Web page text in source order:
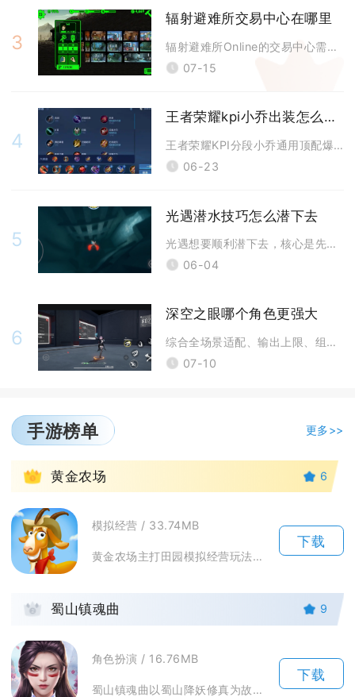
3
辐射避难所交易中心在哪里
辐射避难所Online的交易中心需要将主控室提升至13级后，在避难所内
07-15
4
王者荣耀kpi小乔出装怎么搭配
王者荣耀KPI分段小乔通用顶配爆发出装为秘法之靴、回响之杖、博学者之怒
06-23
5
光遇潜水技巧怎么潜下去
光遇想要顺利潜下去，核心是先进入深水区域，长按屏幕向下滑动操控方向，同
06-04
6
深空之眼哪个角色更强大
综合全场景适配、输出上限、组队泛用性三大维度，深空之眼综合强度天花板分
07-10
手游榜单 更多>>
1 黄金农场 6
模拟经营 / 33.74MB
黄金农场主打田园模拟经营玩法，兼顾种地养殖、订单经营与闯关玩法，适配碎片化游玩。手机端操作...
下载
2 蜀山镇魂曲 9
角色扮演 / 16.76MB
蜀山镇魂曲以蜀山降妖修真为故事主线，玩家扮演初入仙途的修士，在各类秘境副本里收服妖物、打磨...
下载